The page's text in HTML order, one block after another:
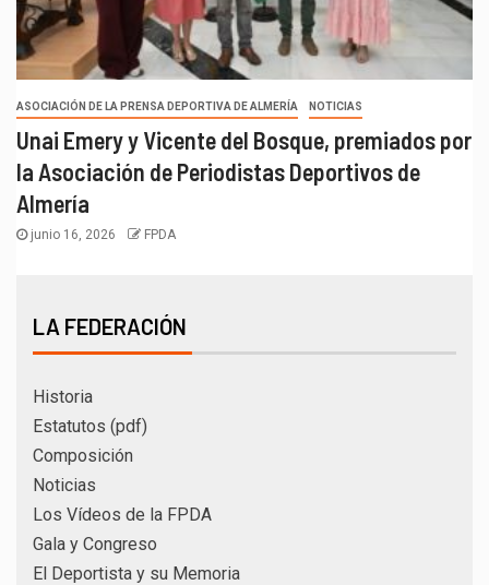
ASOCIACIÓN DE LA PRENSA DEPORTIVA DE ALMERÍA NOTICIAS
Unai Emery y Vicente del Bosque, premiados por
la Asociación de Periodistas Deportivos de
Almería
junio 16, 2026 FPDA
LA FEDERACIÓN
Historia
Estatutos (pdf)
Composición
Noticias
Los Vídeos de la FPDA
Gala y Congreso
El Deportista y su Memoria